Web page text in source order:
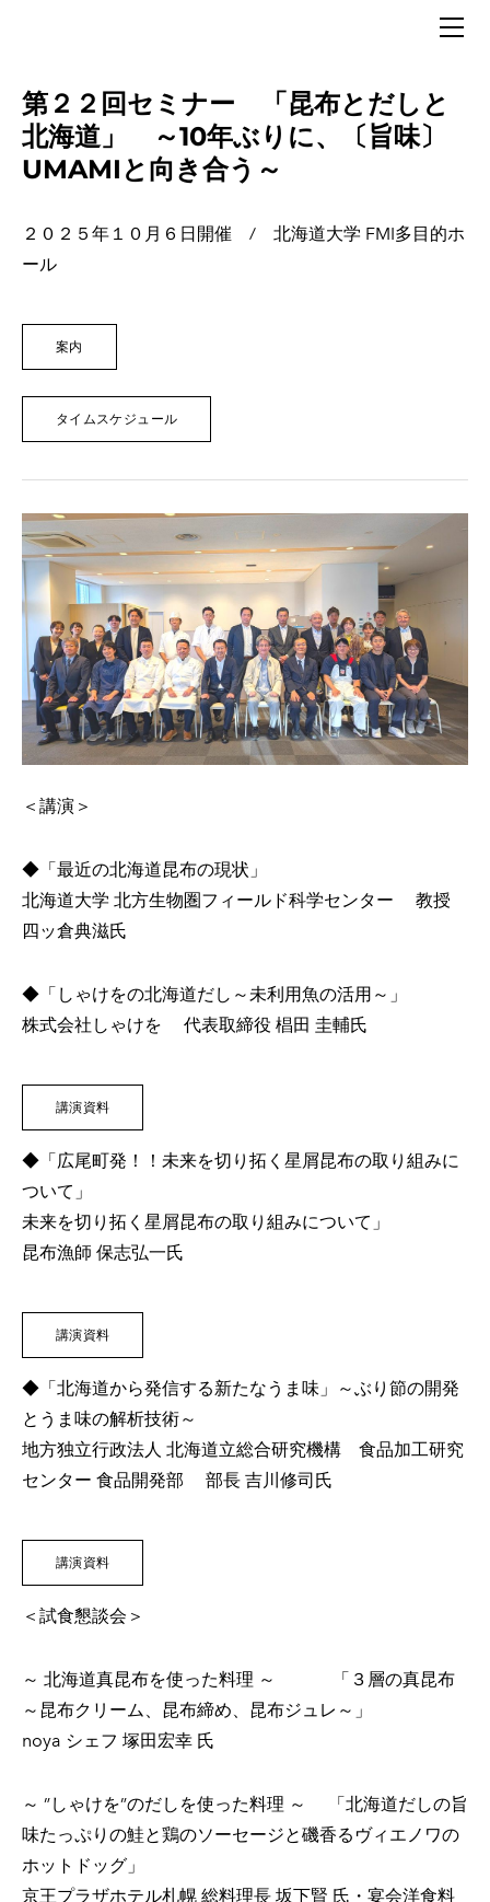
第２２回セミナー 「昆布とだしと
北海道」 ～10年ぶりに、〔旨味〕
UMAMIと向き合う～
２０２５年１０月６日開催 / 北海道大学 FMI多目的ホ
ール
案内
タイムスケジュール
＜講演＞
◆「最近の北海道昆布の現状」
​北海道大学 北方生物圏フィールド科学センター 教授
四ッ倉典滋氏
◆「しゃけをの北海道だし～未利用魚の活用～」
​株式会社しゃけを 代表取締役 椙田 圭輔氏
講演資料
◆「広尾町発！！未来を切り拓く星屑昆布の取り組みに
ついて」
​​未来を切り拓く星屑昆布の取り組みについて」
昆布漁師 保志弘一氏
講演資料
◆​「北海道から発信する新たなうま味」～ぶり節の開発
とうま味の解析技術～
地方独立行政法人 北海道立総合研究機構 食品加工研究
センター 食品開発部 部長 吉川修司氏
講演資料
＜試食懇談会＞
～ 北海道真昆布を使った料理 ～ 「３層の真昆布
～昆布クリーム、昆布締め、昆布ジュレ～」
​noya シェフ 塚田宏幸 氏
～ ”しゃけを”のだしを使った料理 ～ 「北海道だしの旨
味たっぷりの鮭と鶏のソーセージと磯香るヴィエノワの
ホットドッグ」
​京王プラザホテル札幌 総料理長 坂下賢 氏・宴会洋食料
歴代会長あいさつ
設立趣旨
運営組織
会則
第２３回セミナー「発酵」2025/11/06
第２２回セミナー「昆布とだしと北海道」2025/10/06
２０２５年植物園講座 2025/7/10
２０２５年 ワイン講座2025/5/20
２０２４年度 賞味会2025/1/27
第２１回セミナー「水産部会」2024/10/16
アウトドア飯 2024年
第２０回セミナー「農林産部会」2024/7/23
第１９回セミナー「酪農畜産部会」2024/5/21
２０２３年度 賞味会2024/2/26
第１８回セミナー「農林産部会」2024/1/19
第１６回セミナー「水産部会」2023/7/20
第１５回セミナー「これからの北海道の食文化」2022/11/11
アウトドア飯 2021年夏編
第１３回オンラインセミナー「北海道米」2021/7/26
シェフのおうちレシピ2020年
２０１９年度 賞味会2019/11/8
第１１回セミナー「水産部会」2019/8/27
第１０回セミナー「酪農畜産部会」2019/6/6
２０１８年度 賞味会2018/11/15
第９回セミナー「農林産編」2018/10/11
第８回セミナー「水産編」2018/8/28
第６回セミナー「発酵と熟成」賞味会2017/11/13
第３回セミナー「発酵と熟成」水産編2017/3/9
第２回セミナー「だし・キノコ」2016/10/13
第１回セミナー「だし・昆布」2016/6/9
メディア掲載情報
ご入会・お問合せ